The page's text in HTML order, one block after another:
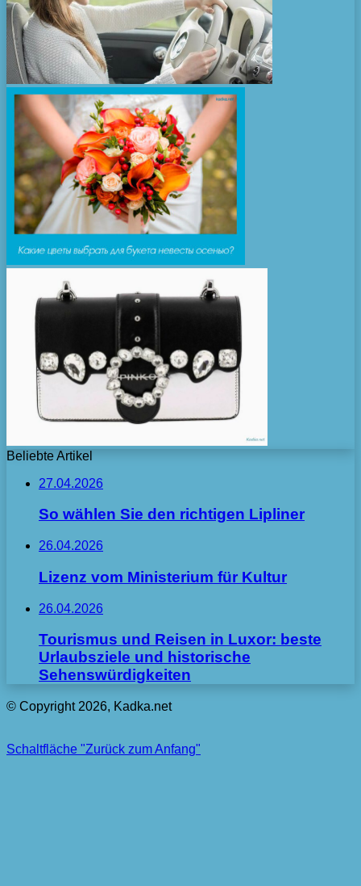
Beliebte Artikel
27.04.2026
So wählen Sie den richtigen Lipliner
26.04.2026
Lizenz vom Ministerium für Kultur
26.04.2026
Tourismus und Reisen in Luxor: beste
Urlaubsziele und historische
Sehenswürdigkeiten
© Copyright 2026, Kadka.net
Schaltfläche "Zurück zum Anfang"